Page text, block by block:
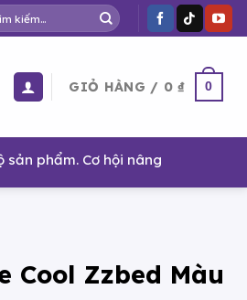
GIỎ HÀNG / 0₫ 0
hội nâng cấp giấc ngủ cho cả
Cool Zzbed Màu